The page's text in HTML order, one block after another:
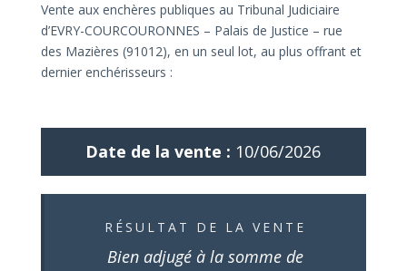
Vente aux enchères publiques au Tribunal Judiciaire
d’EVRY-COURCOURONNES – Palais de Justice – rue
des Mazières (91012), en un seul lot, au plus offrant et
dernier enchérisseurs :
Date de la vente : 10/06/2026
RÉSULTAT DE LA VENTE
Bien adjugé à la somme de